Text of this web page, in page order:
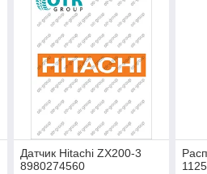
Датчик Hitachi ZX200-3
8980274560